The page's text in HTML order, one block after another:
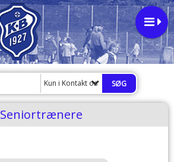
Kun i Kontakt os
Seniortrænere